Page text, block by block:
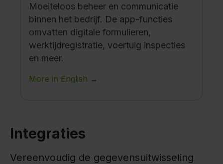
Moeiteloos beheer en communicatie
binnen het bedrijf. De app-functies
omvatten digitale formulieren,
werktijdregistratie, voertuig inspecties
en meer.
More in English →
Integraties
Vereenvoudig de gegevensuitwisseling